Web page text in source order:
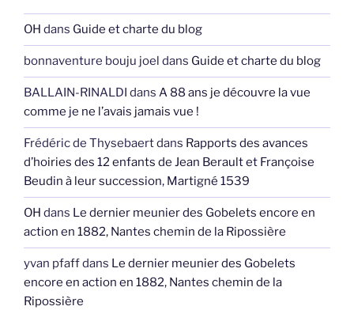
OH dans Guide et charte du blog
bonnaventure bouju joel dans Guide et charte du blog
BALLAIN-RINALDI dans A 88 ans je découvre la vue
comme je ne l’avais jamais vue !
Frédéric de Thysebaertdans Rapports des avances
d’hoiries des 12 enfants de Jean Berault et Françoise
Beudin à leur succession, Martigné 1539
OH dans Le dernier meunier des Gobelets encore en
action en 1882, Nantes chemin de la Ripossière
yvan pfaffdans Le dernier meunier des Gobelets
encore en action en 1882, Nantes chemin de la
Ripossière